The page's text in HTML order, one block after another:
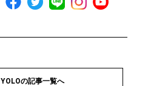
YOLOの記事一覧へ